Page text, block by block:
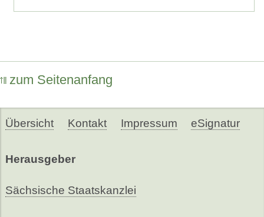
zum Seitenanfang
Übersicht Kontakt Impressum eSignatur
Herausgeber
Sächsische Staatskanzlei